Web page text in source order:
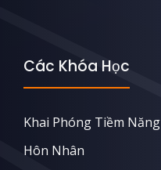
Các Khóa Học
Khai Phóng Tiềm Năng
Hôn Nhân